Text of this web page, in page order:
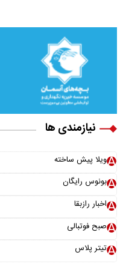
نیازمندی ها
ویلا پیش ساخته
بونوس رایگان
اخبار رازبقا
صبح فوتبالی
تیتر پلاس
نقش سامانه دفاع موشکی «اچ کیو ۹» در امنیت ملی کشور